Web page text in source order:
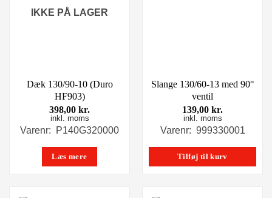
IKKE PÅ LAGER
Dæk 130/90-10 (Duro
HF903)
398,00 kr.
inkl. moms
Varenr: P140G320000
Læs mere
Slange 130/60-13 med 90°
ventil
139,00 kr.
inkl. moms
Varenr: 999330001
Tilføj til kurv